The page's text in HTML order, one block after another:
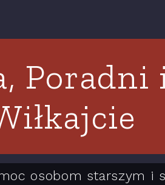
osobom starszym i